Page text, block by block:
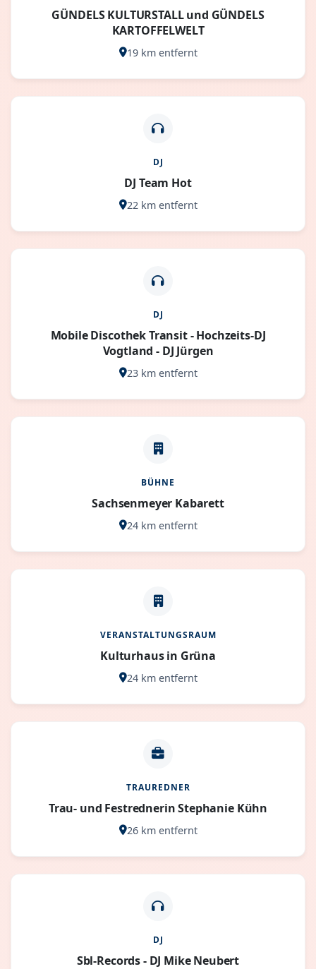
GÜNDELS KULTURSTALL und GÜNDELS
KARTOFFELWELT
19 km entfernt
DJ
DJ Team Hot
22 km entfernt
DJ
Mobile Discothek Transit - Hochzeits-DJ
Vogtland - DJ Jürgen
23 km entfernt
BÜHNE
Sachsenmeyer Kabarett
24 km entfernt
VERANSTALTUNGSRAUM
Kulturhaus in Grüna
24 km entfernt
TRAUREDNER
Trau- und Festrednerin Stephanie Kühn
26 km entfernt
DJ
Sbl-Records - DJ Mike Neubert